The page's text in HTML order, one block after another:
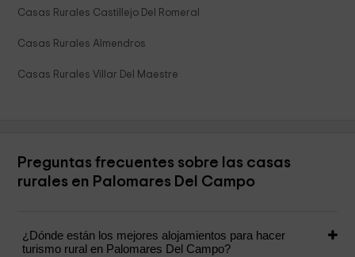
Casas Rurales Castillejo Del Romeral
Casas Rurales Almendros
Casas Rurales Villar Del Maestre
Preguntas frecuentes sobre las casas
rurales en Palomares Del Campo
¿Dónde están los mejores alojamientos para hacer
turismo rural en Palomares Del Campo?